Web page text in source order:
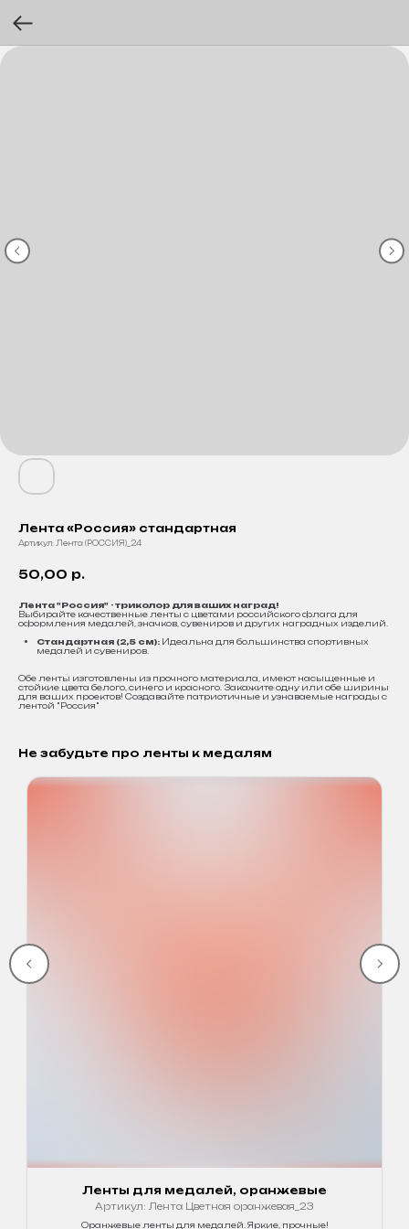
Лента «Россия» стандартная
Артикул: Лента (РОССИЯ)_24
50,00 р.
Лента "Россия" - триколор для ваших наград!
Выбирайте качественные ленты с цветами российского флага для
оформления медалей, значков, сувениров и других наградных изделий.
Стандартная (2,5 см): Идеальна для большинства спортивных
медалей и сувениров.
Обе ленты изготовлены из прочного материала, имеют насыщенные и
стойкие цвета белого, синего и красного. Закажите одну или обе ширины
для ваших проектов! Создавайте патриотичные и узнаваемые награды с
лентой "Россия"
Не забудьте про ленты к медалям
Ленты для медалей, оранжевые
Артикул: Лента Цветная оранжевая_23
Оранжевые ленты для медалей. Яркие, прочные!